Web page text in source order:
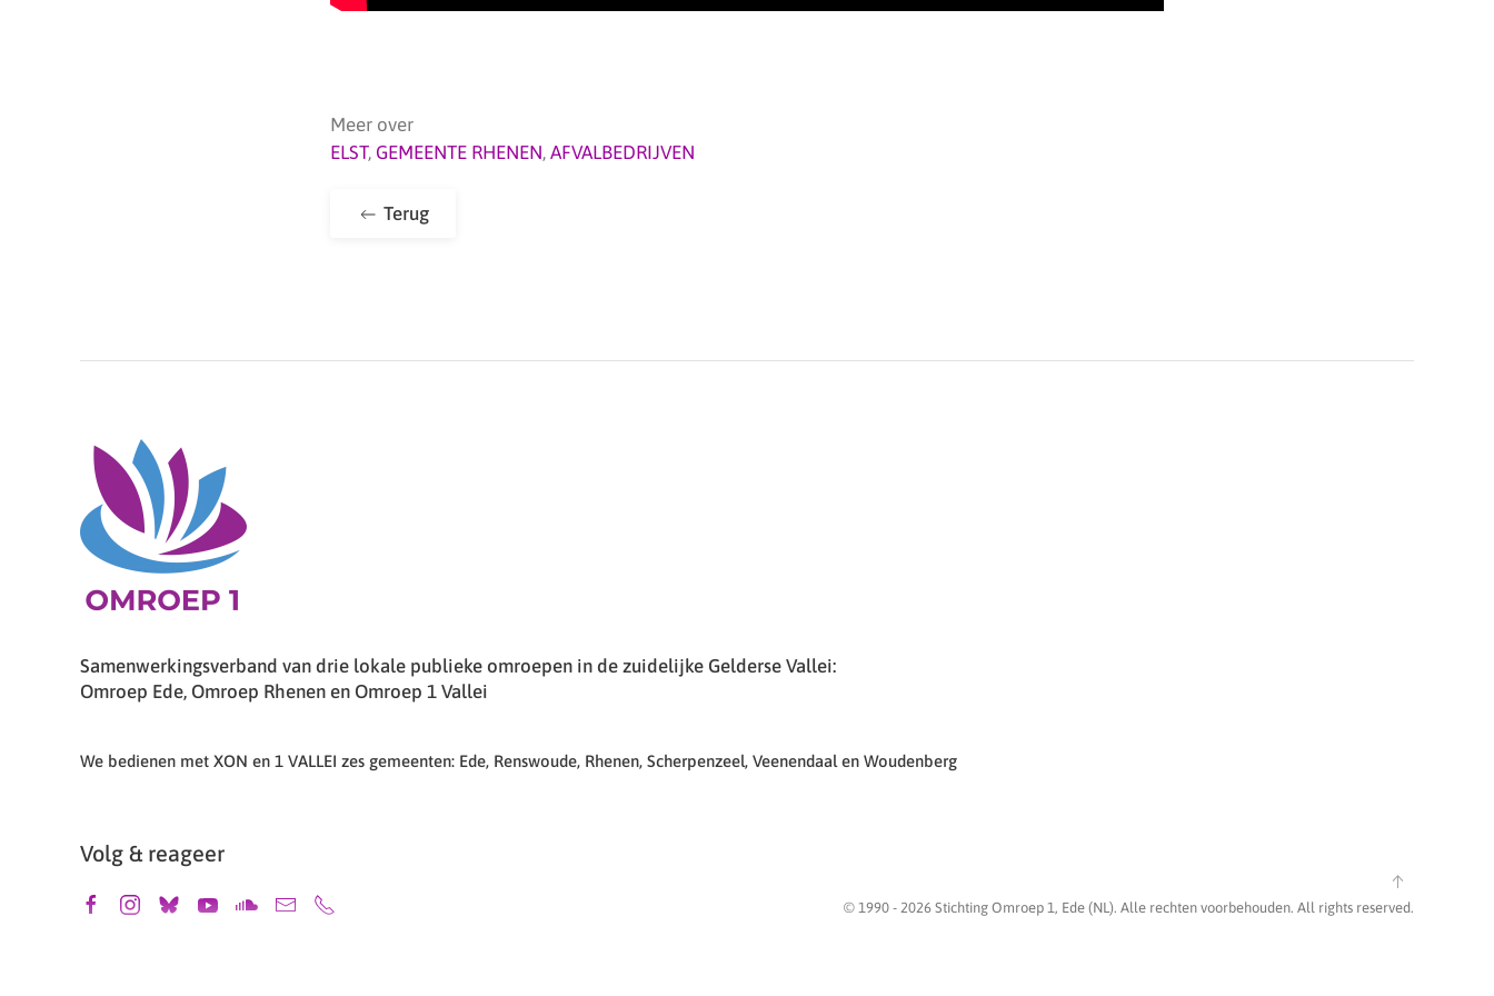
Meer over
ELST, GEMEENTE RHENEN, AFVALBEDRIJVEN
Terug
Samenwerkingsverband van drie lokale publieke omroepen in de zuidelijke Gelderse Vallei:
Omroep Ede, Omroep Rhenen en Omroep 1 Vallei
We bedienen met XON en 1 VALLEI zes gemeenten: Ede, Renswoude, Rhenen, Scherpenzeel, Veenendaal en Woudenberg
Volg & reageer
© 1990 - 2026 Stichting Omroep 1, Ede (NL). Alle rechten voorbehouden. All rights reserved.